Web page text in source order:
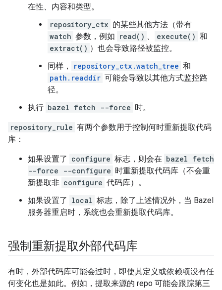
在性、内容和类型。
repository_ctx 的某些其他方法（带有
watch 参数，例如 read() 、 execute() 和
extract() ）也会导致路径被监控。
同样，
repository_ctx.watch_tree 和
path.readdir 可能会导致以其他方式监控路
径。
执行 bazel fetch --force 时。
repository_rule 有两个参数用于控制何时重新提取代码
库：
如果设置了 configure 标志，则会在 bazel fetch
--force --configure 时重新提取代码库（不会重
新提取非 configure 代码库）。
如果设置了 local 标志，除了上述情况外，当 Bazel
服务器重启时，系统也会重新提取代码库。
强制重新提取外部代码库
有时，外部代码库可能会过时，即使其定义或依赖项没有任
何变化也是如此。例如，提取来源的 repo 可能会跟踪第三